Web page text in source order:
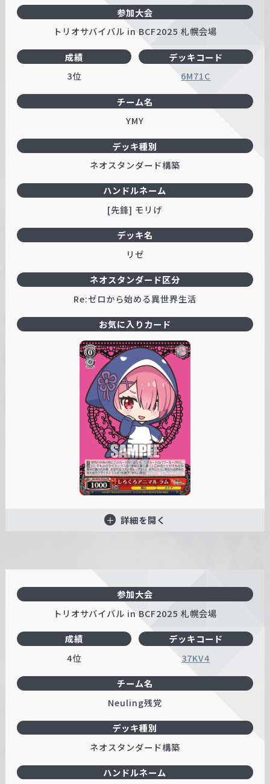
参加大会
トリオサバイバル in BCF2025 札幌会場
成績
3位
ハンドルネーム
[先鋒] モリげ
デッキコード
6M71C
チーム名
YMY
デッキ名
リゼ
デッキ種別
ネオスタンダード構築
ネオスタンダード区分
Re:ゼロから始める異世界生活
お気に入りカード
詳細を開く
参加大会
トリオサバイバル in BCF2025 札幌会場
成績
4位
ハンドルネーム
デッキコード
37KV4
チーム名
Neuling残党
デッキ種別
ネオスタンダード構築